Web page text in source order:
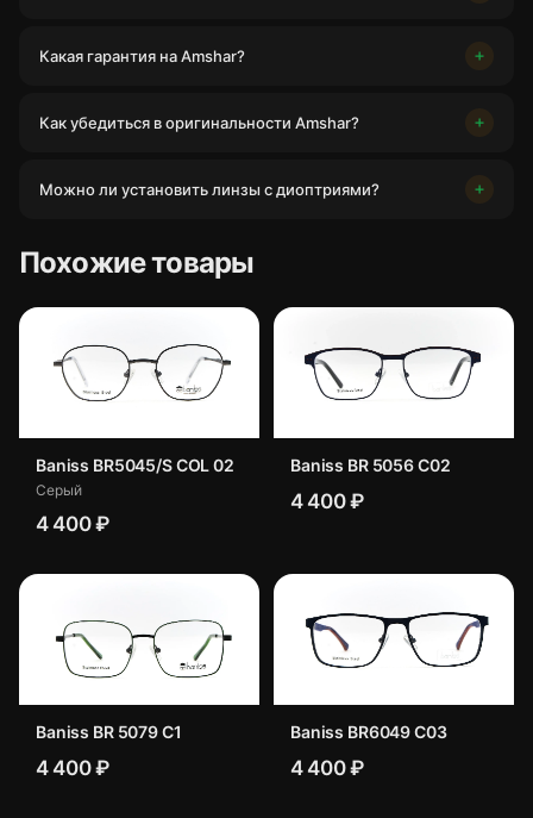
Какая гарантия на Amshar?
Как убедиться в оригинальности Amshar?
Можно ли установить линзы с диоптриями?
Похожие товары
Baniss BR5045/S COL 02
Серый
4 400 ₽
Baniss BR 5056 C02
4 400 ₽
Baniss BR 5079 C1
4 400 ₽
Baniss BR6049 C03
4 400 ₽